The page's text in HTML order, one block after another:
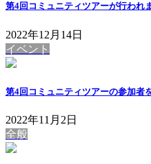
第4回コミュニティツアーが行われ
2022年12月14日
イベント
第4回コミュニティツアーの参加者
2022年11月2日
全般